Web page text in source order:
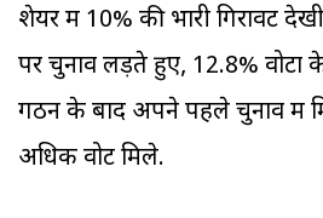
शेयर में 10% की भारी गिरावट
पर चुनाव लड़ते हुए, 12.8%
गठन के बाद अपने पहले चुनाव में
अधिक वोट मिले.